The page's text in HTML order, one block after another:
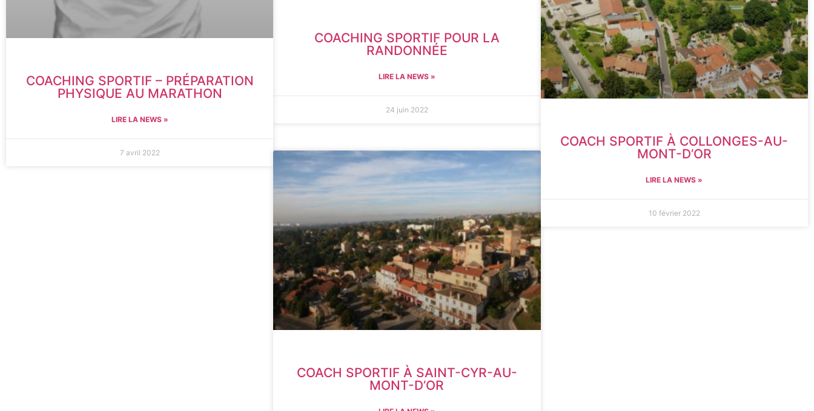
COACHING SPORTIF POUR LA
RANDONNÉE
LIRE LA NEWS »
24 juin 2022
COACHING SPORTIF – PRÉPARATION
PHYSIQUE AU MARATHON
LIRE LA NEWS »
7 avril 2022
COACH SPORTIF À SAINT-CYR-AU-
MONT-D’OR
COACH SPORTIF À COLLONGES-AU-
MONT-D’OR
LIRE LA NEWS »
10 février 2022